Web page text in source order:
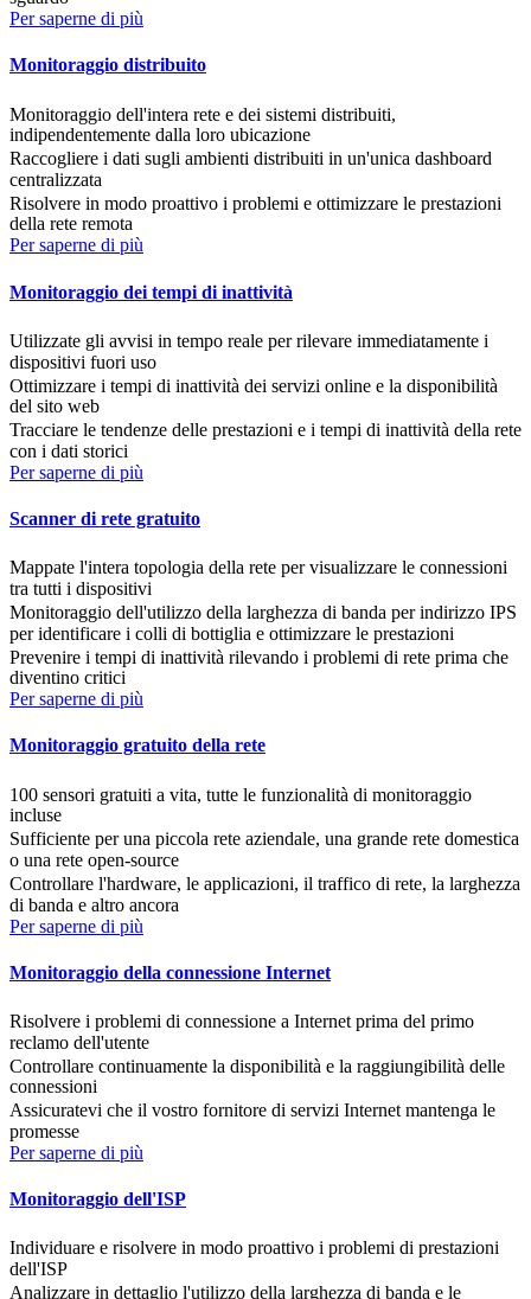
Per saperne di più
Monitoraggio distribuito
Monitoraggio dell'intera rete e dei sistemi distribuiti,
indipendentemente dalla loro ubicazione
Raccogliere i dati sugli ambienti distribuiti in un'unica dashboard
centralizzata
Risolvere in modo proattivo i problemi e ottimizzare le prestazioni
della rete remota
Per saperne di più
Monitoraggio dei tempi di inattività
Utilizzate gli avvisi in tempo reale per rilevare immediatamente i
dispositivi fuori uso
Ottimizzare i tempi di inattività dei servizi online e la disponibilità
del sito web
Tracciare le tendenze delle prestazioni e i tempi di inattività della rete
con i dati storici
Per saperne di più
Scanner di rete gratuito
Mappate l'intera topologia della rete per visualizzare le connessioni
tra tutti i dispositivi
Monitoraggio dell'utilizzo della larghezza di banda per indirizzo IPS
per identificare i colli di bottiglia e ottimizzare le prestazioni
Prevenire i tempi di inattività rilevando i problemi di rete prima che
diventino critici
Per saperne di più
Monitoraggio gratuito della rete
100 sensori gratuiti a vita, tutte le funzionalità di monitoraggio
incluse
Sufficiente per una piccola rete aziendale, una grande rete domestica
o una rete open-source
Controllare l'hardware, le applicazioni, il traffico di rete, la larghezza
di banda e altro ancora
Per saperne di più
Monitoraggio della connessione Internet
Risolvere i problemi di connessione a Internet prima del primo
reclamo dell'utente
Controllare continuamente la disponibilità e la raggiungibilità delle
connessioni
Assicuratevi che il vostro fornitore di servizi Internet mantenga le
promesse
Per saperne di più
Monitoraggio dell'ISP
Individuare e risolvere in modo proattivo i problemi di prestazioni
dell'ISP
Analizzare in dettaglio l'utilizzo della larghezza di banda e le